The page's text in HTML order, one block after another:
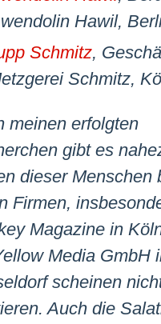
Hawil,
Schmitz,
Schmitz,
meinen erfolgten
gibt es
dieser Menschen
Firmen,
Magazine in
Media GmbH
scheinen
Auch die